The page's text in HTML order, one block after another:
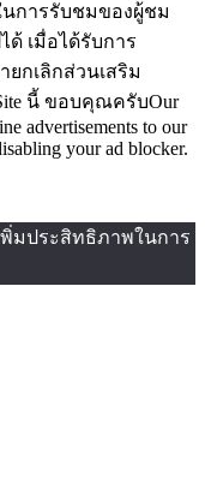
นการรับชมของผู้ชม
ด้ เมื่อได้รับการ
กเลิกส่วนเสริม
Site นี้ ขอบคุณครับOur
advertisements to our
your ad blocker.
มประสิทธิภาพในการ